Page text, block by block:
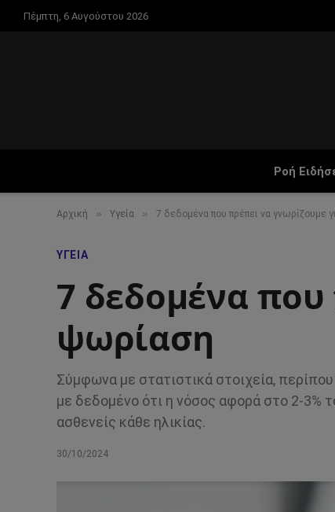
Πέμπτη, 6 Αυγούστου 2026
Ροή
Αρχική » Υγεία » 7 δεδομένα που πρέπει να γνωρίζουμε
ΥΓΕΊΑ
7 δεδομένα που
ψωρίαση
Σύμφωνα με στατιστικά στοιχεία,
με δεδομένο ότι η νόσος αφορά στο 2-3%
ασθενείς κάθε ηλικίας.
30/10/2024